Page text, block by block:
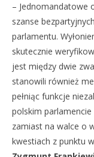
– Jednomandatowe
szanse
parlamentu.
skutecznie
jest między dwie
stanowili również
pełniąc funkcje
polskim
zamiast na walce o
kwestiach z punktu